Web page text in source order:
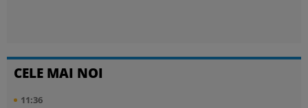
CELE MAI NOI
11:36